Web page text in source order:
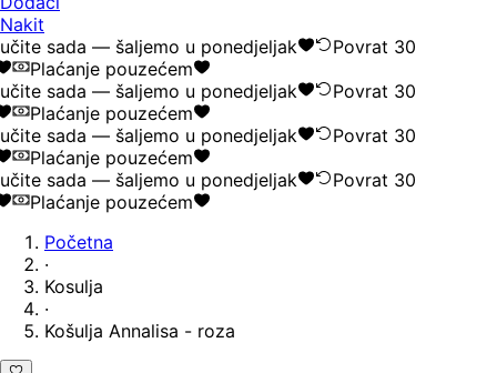
Nakit
sada — šaljemo u ponedjeljak
Povrat 30
Plaćanje pouzećem
sada — šaljemo u ponedjeljak
Povrat 30
Plaćanje pouzećem
sada — šaljemo u ponedjeljak
Povrat 30
Plaćanje pouzećem
sada — šaljemo u ponedjeljak
Povrat 30
Plaćanje pouzećem
Početna
·
Kosulja
·
Košulja Annalisa - roza